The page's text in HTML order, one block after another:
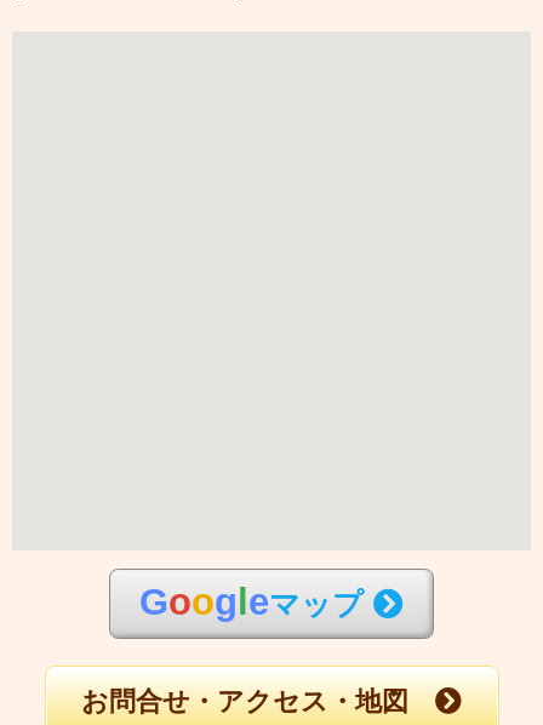
Goog eマップ
お問合せ・アクセス・地図